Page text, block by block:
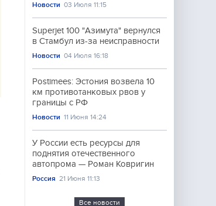
Новости 03 Июля 11:15
Superjet 100 "Азимута" вернулся
в Стамбул из-за неисправности
Новости 04 Июля 16:18
Postimees: Эстония возвела 10
км противотанковых рвов у
границы с РФ
Новости 11 Июня 14:24
У России есть ресурсы для
поднятия отечественного
автопрома — Роман Ковригин
Россия 21 Июня 11:13
Все новости